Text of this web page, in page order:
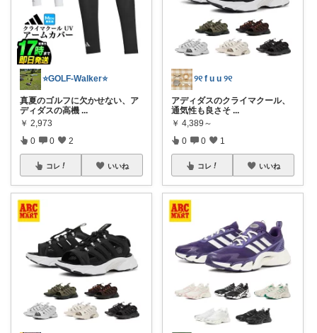
⭐GOLF-Walker⭐️
真夏のゴルフに欠かせない、ア
ディダスの高機 ...
￥ 2,973
0 0 2
コレ いいね
୨୧ f u u ୨୧
アディダスのクライマクール、
通気性も良さそ ...
￥ 4,389～
0 0 1
コレ いいね